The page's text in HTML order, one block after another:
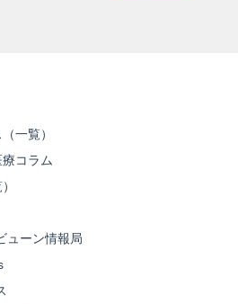
一覧）
コラム
ューン情報局